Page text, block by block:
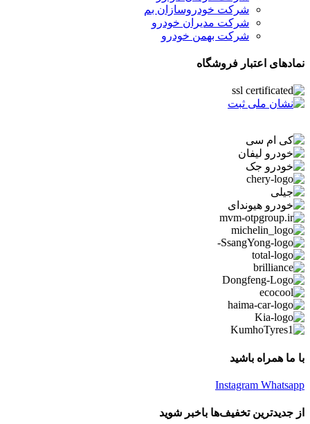
شرکت خودروسازان بم
شرکت مدیران خودرو
شرکت بهمن خودرو
نمادهای اعتبار فروشگاه
با ما همراه باشید
Instagram Whatsapp
از جدیدترین تخفیف‌ها باخبر شوید